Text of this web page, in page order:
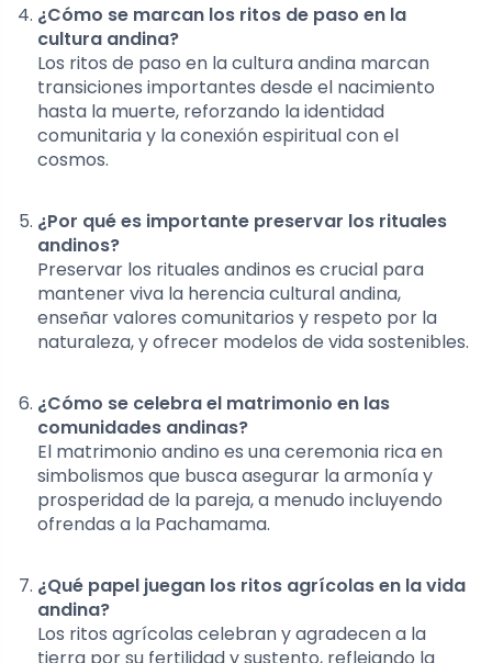
¿Cómo se marcan los ritos de paso en la
cultura andina?
Los ritos de paso en la cultura andina marcan
transiciones importantes desde el nacimiento
hasta la muerte, reforzando la identidad
comunitaria y la conexión espiritual con el
cosmos.
¿Por qué es importante preservar los rituales
andinos?
Preservar los rituales andinos es crucial para
mantener viva la herencia cultural andina,
enseñar valores comunitarios y respeto por la
naturaleza, y ofrecer modelos de vida sostenibles.
¿Cómo se celebra el matrimonio en las
comunidades andinas?
El matrimonio andino es una ceremonia rica en
simbolismos que busca asegurar la armonía y
prosperidad de la pareja, a menudo incluyendo
ofrendas a la Pachamama.
¿Qué papel juegan los ritos agrícolas en la vida
andina?
Los ritos agrícolas celebran y agradecen a la
tierra por su fertilidad y sustento, reflejando la